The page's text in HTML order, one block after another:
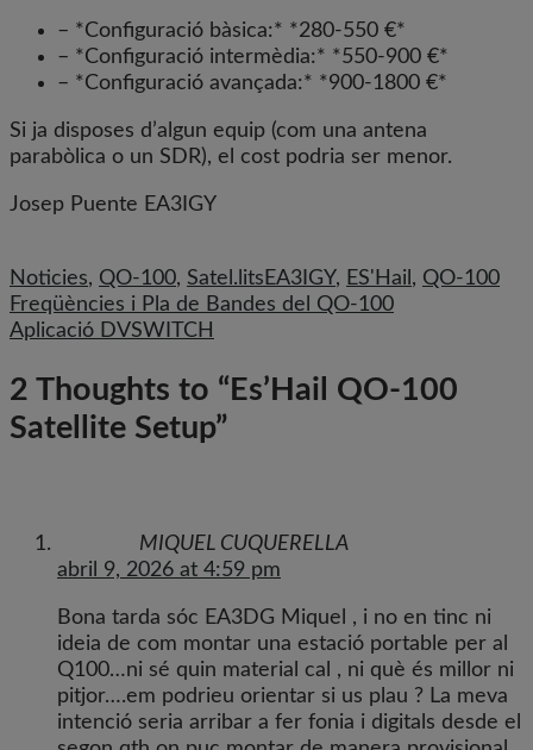
– *Configuració bàsica:* *280-550 €*
– *Configuració intermèdia:* *550-900 €*
– *Configuració avançada:* *900-1800 €*
Si ja disposes d’algun equip (com una antena
parabòlica o un SDR), el cost podria ser menor.
Josep Puente EA3IGY
Noticies, QO-100, Satel.lits EA3IGY, ES'Hail , QO-100
Navegació
d'entrades
Freqüències i Pla de Bandes del QO-100
Aplicació DVSWITCH
2 Thoughts to “Es’Hail QO-100
Satellite Setup”
MIQUEL CUQUERELLA
abril 9, 2026 at 4:59 pm
Bona tarda sóc EA3DG Miquel , i no en tinc ni
ideia de com montar una estació portable per al
Q100…ni sé quin material cal , ni què és millor ni
pitjor….em podrieu orientar si us plau ? La meva
intenció seria arribar a fer fonia i digitals desde el